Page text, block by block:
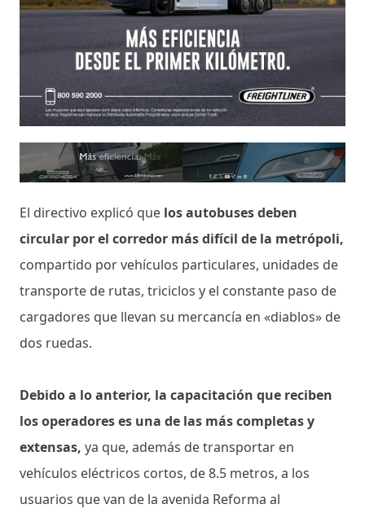
El directivo explicó que los autobuses deben
circular por el corredor más difícil de la metrópoli,
compartido por vehículos particulares, unidades de
transporte de rutas, triciclos y el constante paso de
cargadores que llevan su mercancía en «diablos» de
dos ruedas.
Debido a lo anterior, la capacitación que reciben
los operadores es una de las más completas y
extensas, ya que, además de transportar en
vehículos eléctricos cortos, de 8.5 metros, a los
usuarios que van de la avenida Reforma al